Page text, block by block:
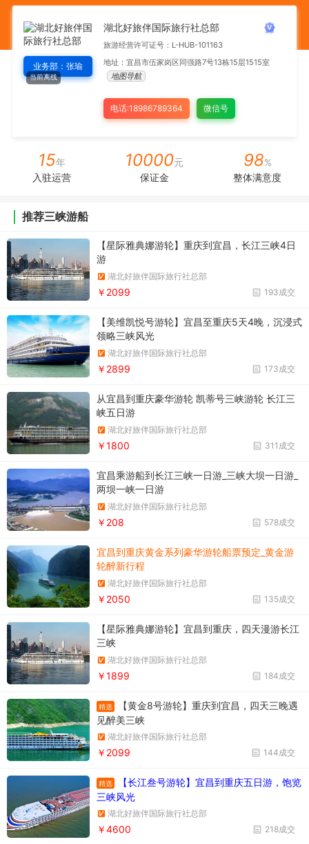
当前离线
业务部：张瑜
湖北好旅伴国际旅行社总部
旅游经营许可证号：L-HUB-101163
地址：宜昌市伍家岗区同强路7号13栋15层1515室
地图导航
电话:18986789364 微信号
15年
入驻运营
10000元
保证金
98%
整体满意度
推荐三峡游船
【星际雅典娜游轮】重庆到宜昌，长江三峡4日
游
湖北好旅伴国际旅行社总部
193成交
￥2099
【美维凯悦号游轮】宜昌至重庆5天4晚，沉浸式
领略三峡风光
湖北好旅伴国际旅行社总部
173成交
￥2899
从宜昌到重庆豪华游轮 凯蒂号三峡游轮 长江三
峡五日游
湖北好旅伴国际旅行社总部
311成交
￥1800
宜昌乘游船到长江三峡一日游_三峡大坝一日游_
两坝一峡一日游
湖北好旅伴国际旅行社总部
578成交
￥208
宜昌到重庆黄金系列豪华游轮船票预定_黄金游
轮醉新行程
湖北好旅伴国际旅行社总部
135成交
￥2050
【星际雅典娜游轮】宜昌到重庆，四天漫游长江
三峡
湖北好旅伴国际旅行社总部
184成交
￥1899
精选
【黄金8号游轮】重庆到宜昌，四天三晚遇
见醉美三峡
湖北好旅伴国际旅行社总部
144成交
￥2099
精选
【长江叁号游轮】宜昌到重庆五日游，饱览
三峡风光
湖北好旅伴国际旅行社总部
218成交
￥4600